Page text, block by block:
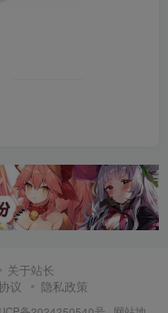
关于站长
议 隐私政策